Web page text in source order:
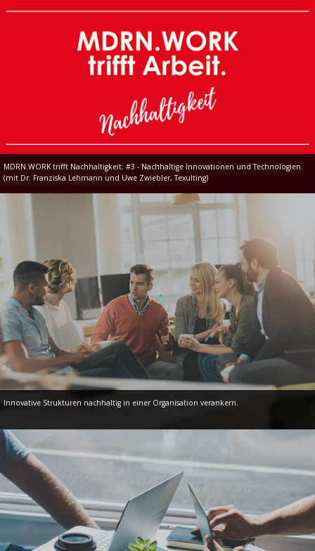
MDRN.WORK trifft Nachhaltigkeit: #3 - Nachhaltige Innovationen und Technologien.
(mit Dr. Franziska Lehmann und Uwe Zwiebler, Texulting)
Innovative Strukturen nachhaltig in einer Organisation verankern.